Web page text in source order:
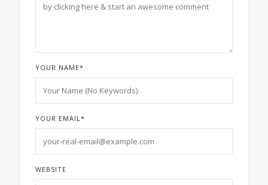
YOUR NAME*
YOUR EMAIL *
WEBSITE